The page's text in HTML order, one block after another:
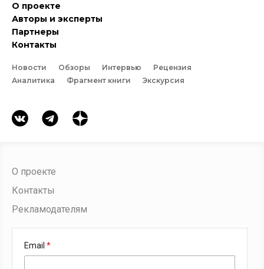
О проекте
Авторы и эксперты
Партнеры
Контакты
Новости Обзоры Интервью
Рецензия
Аналитика
Фрагмент книги Экскурсия
О проекте
Контакты
Рекламодателям
Email